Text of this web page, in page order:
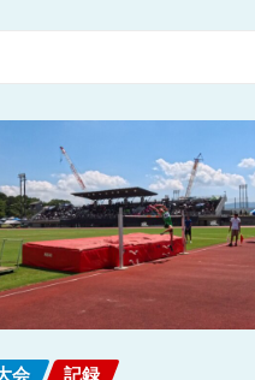
会 記録